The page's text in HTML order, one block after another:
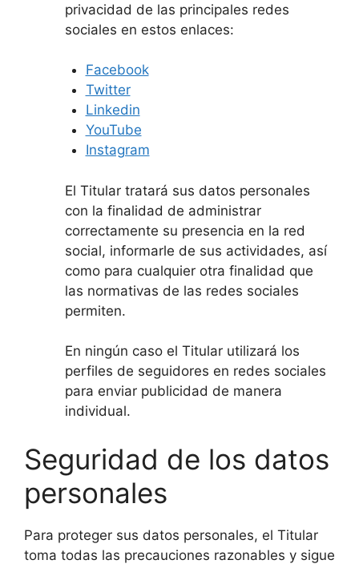
privacidad de las principales redes
sociales en estos enlaces:
Facebook
Twitter
Linkedin
YouTube
Instagram
El Titular tratará sus datos personales
con la finalidad de administrar
correctamente su presencia en la red
social, informarle de sus actividades, así
como para cualquier otra finalidad que
las normativas de las redes sociales
permiten.
En ningún caso el Titular utilizará los
perfiles de seguidores en redes sociales
para enviar publicidad de manera
individual.
Seguridad de los datos
personales
Para proteger sus datos personales, el Titular
toma todas las precauciones razonables y sigue